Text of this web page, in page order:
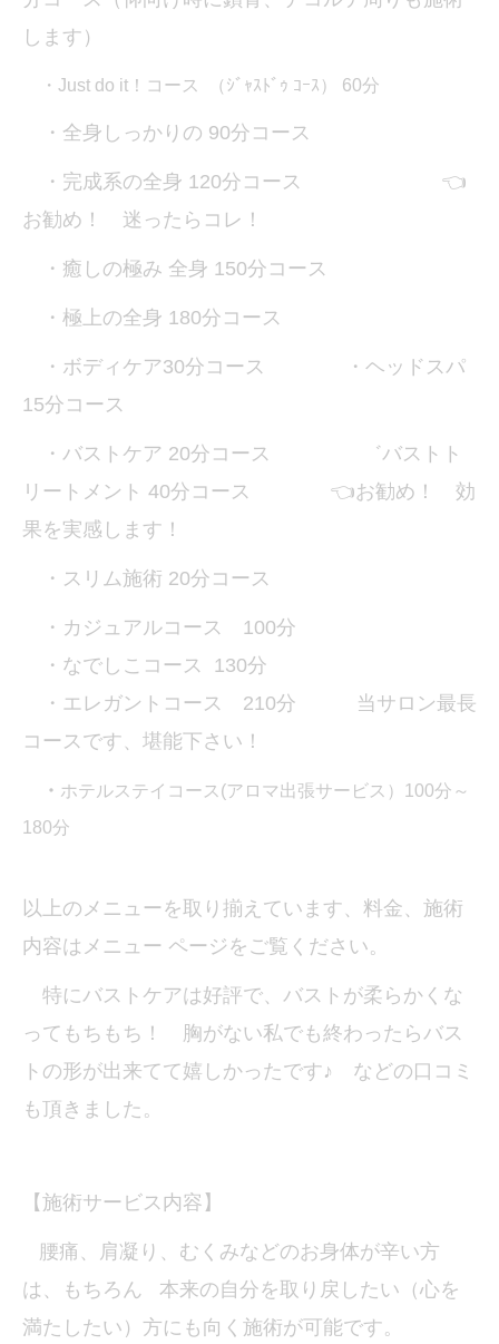
します）
・Just do it！コース （ｼﾞｬｽﾄﾞｩ ｺｰｽ） 60分
・全身しっかりの 90分コース
・完成系の全身 120分コース 👈
お勧め！ 迷ったらコレ！
・癒しの極み 全身 150分コース
・極上の全身 180分コース
・ボディケア30分コース ・ヘッドスパ
15分コース
・バストケア 20分コース ゛バストト
リートメント 40分コース 👈お勧め！ 効
果を実感します！
・スリム施術 20分コース
・カジュアルコース 100分
・なでしこコース 130分
・エレガントコース 210分 当サロン最長
コースです、堪能下さい！
・ ホテルステイコース(アロマ出張サービス）100分～
180分
以上のメニューを取り揃えています、料金、施術
内容はメニュー ページをご覧ください。
特にバストケアは好評で、バストが柔らかくな
ってもちもち ！ 胸がない私でも終わったらバス
トの形が出来てて嬉しかったです♪ などの口コミ
も頂きました。
【施術サービス内容】
腰痛、肩凝り、むくみなどのお身体が辛い方
は、もちろん 本来の自分を取り戻したい（心を
満たしたい）方にも向く施術が可能です。